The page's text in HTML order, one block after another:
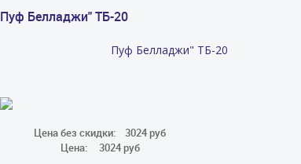
Пуф Белладжи" ТБ-20
Пуф Белладжи" ТБ-20
Цена без скидки:
3024 руб
Цена:
3024 руб